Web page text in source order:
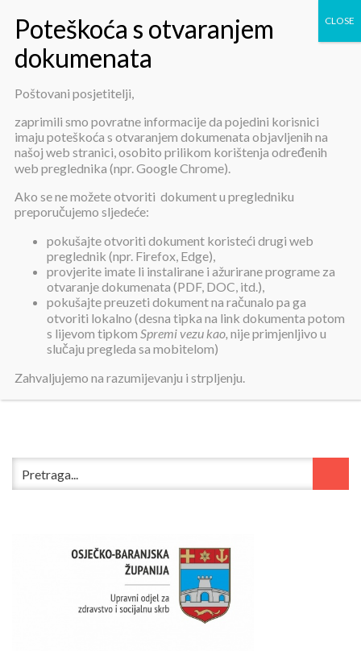
Godišnje izvješće o provedbi
ZPPI za 2023
Godišnje izvješće o provedbi ZPPI
za 2023
Objavljeno:29. siječnja 2024.
Godišnje izvješće o provedbi ZPPI za 2023 /pdf
Poštovani posjetitelji,
zaprimili smo povratne informacije da pojedini korisnici
imaju poteškoća s otvaranjem dokumenata objavljenih na
našoj web stranici, osobito prilikom korištenja određenih
web preglednika (npr. Google Chrome).
Ako se ne možete otvoriti dokument u pregledniku
preporučujemo sljedeće:
pokušajte otvoriti dokument koristeći drugi web
preglednik (npr. Firefox, Edge),
provjerite imate li instalirane i ažurirane programe za
otvaranje dokumenata (PDF, DOC, itd.),
pokušajte preuzeti dokument na računalo pa ga
otvoriti lokalno (desna tipka na link dokumenta potom
s lijevom tipkom Spremi vezu kao, nije primjenljivo u
slučaju pregleda sa mobitelom)
Zahvaljujemo na razumijevanju i strpljenju.